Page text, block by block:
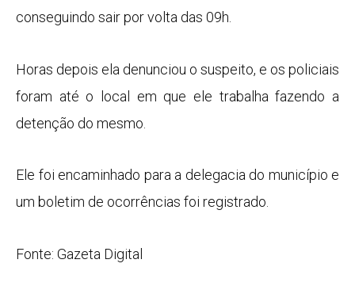
conseguindo sair por volta das 09h.
Horas depois ela denunciou o suspeito, e os policiais
foram até o local em que ele trabalha fazendo a
detenção do mesmo.
Ele foi encaminhado para a delegacia do município e
um boletim de ocorrências foi registrado.
Fonte: Gazeta Digital